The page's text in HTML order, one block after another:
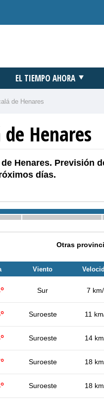
EL TIEMPO AHORA
de Henares
Henares
Henares. Previsión
días.
Otras
Viento
Sur 7
Suroeste 11
Suroeste 14
Suroeste 18
Suroeste 18